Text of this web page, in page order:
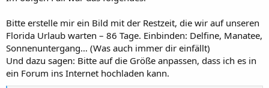
Bitte erstelle mir ein Bild mit der Restzeit, die wir auf unseren
Florida Urlaub warten – 86 Tage. Einbinden: Delfine, Manatee,
Sonnenuntergang… (Was auch immer dir einfällt)
Und dazu sagen: Bitte auf die Größe anpassen, dass ich es in
ein Forum ins Internet hochladen kann.